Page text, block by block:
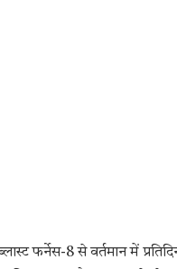
फर्नेस-8 से वर्तमान में